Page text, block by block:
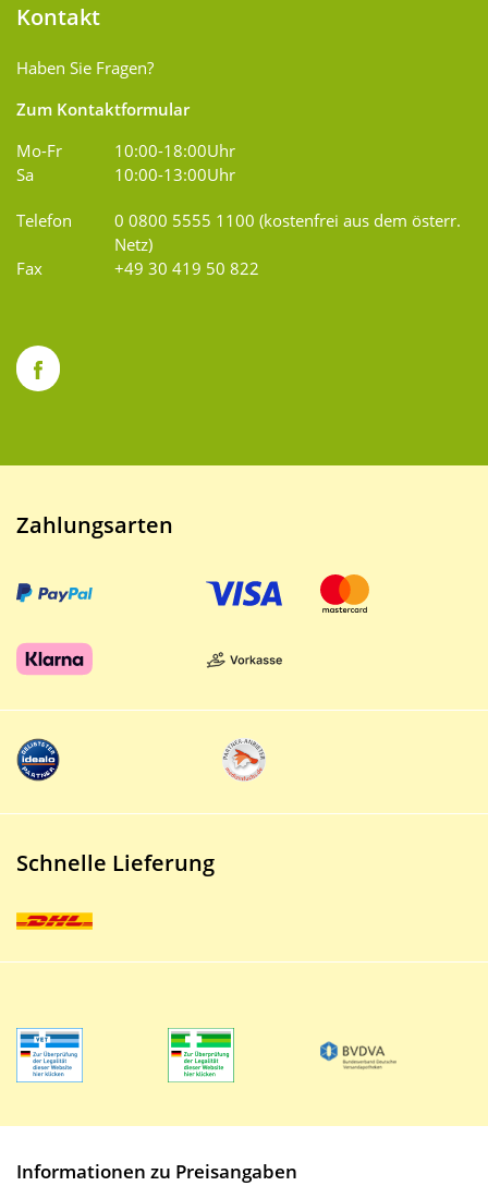
Kontakt
Haben Sie Fragen?
Zum Kontaktformular
Mo-Fr
10:00-18:00Uhr
Sa
10:00-13:00Uhr
Telefon
0 0800 5555 1100 (kostenfrei aus dem österr.
Netz)
Fax
+49 30 419 50 822
Zahlungsarten
Schnelle Lieferung
Informationen zu Preisangaben